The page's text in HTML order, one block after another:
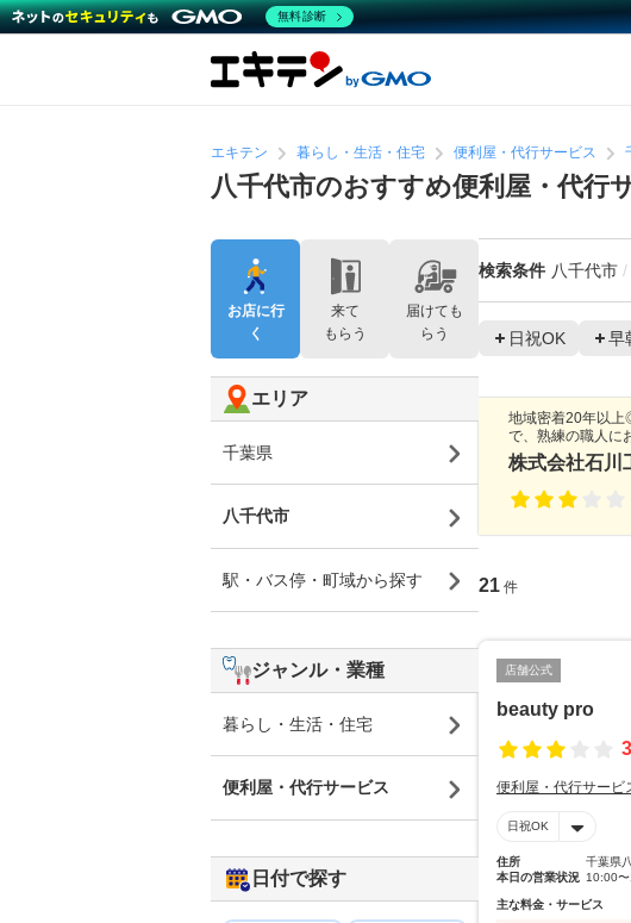
エキテン 暮らし・生活・住宅 便利屋・代行サービス
八千代市のおすすめ便利屋・代行
検索条件 八千代市
日祝OK 早
地域密着20年以上
で、熟練の職人に
株式会社石川
21 件
店舗公式
beauty pro
便利屋・代行サービ
日祝OK
住所
千葉県
本日の営業状況 10:00
主な料金・サービス
お店に行
く
来て
もらう
届けても
らう
エリア
千葉県
八千代市
駅・バス停・町域から探す
ジャンル・業種
暮らし・生活・住宅
便利屋・代行サービス
日付で探す
無料診断